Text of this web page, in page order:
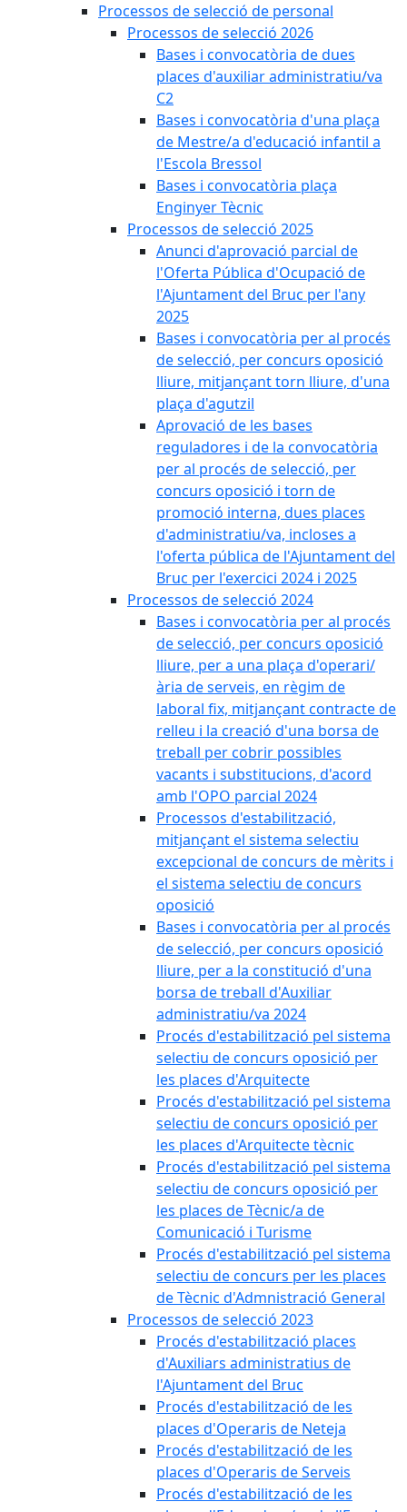
Processos de selecció de personal
Processos de selecció 2026
Bases i convocatòria de dues
places d'auxiliar administratiu/va
C2
Bases i convocatòria d'una plaça
de Mestre/a d'educació infantil a
l'Escola Bressol
Bases i convocatòria plaça
Enginyer Tècnic
Processos de selecció 2025
Anunci d'aprovació parcial de
l'Oferta Pública d'Ocupació de
l'Ajuntament del Bruc per l'any
2025
Bases i convocatòria per al procés
de selecció, per concurs oposició
lliure, mitjançant torn lliure, d'una
plaça d'agutzil
Aprovació de les bases
reguladores i de la convocatòria
per al procés de selecció, per
concurs oposició i torn de
promoció interna, dues places
d'administratiu/va, incloses a
l'oferta pública de l'Ajuntament del
Bruc per l'exercici 2024 i 2025
Processos de selecció 2024
Bases i convocatòria per al procés
de selecció, per concurs oposició
lliure, per a una plaça d'operari/
ària de serveis, en règim de
laboral fix, mitjançant contracte de
relleu i la creació d'una borsa de
treball per cobrir possibles
vacants i substitucions, d'acord
amb l'OPO parcial 2024
Processos d'estabilització,
mitjançant el sistema selectiu
excepcional de concurs de mèrits i
el sistema selectiu de concurs
oposició
Bases i convocatòria per al procés
de selecció, per concurs oposició
lliure, per a la constitució d'una
borsa de treball d'Auxiliar
administratiu/va 2024
Procés d'estabilització pel sistema
selectiu de concurs oposició per
les places d'Arquitecte
Procés d'estabilització pel sistema
selectiu de concurs oposició per
les places d'Arquitecte tècnic
Procés d'estabilització pel sistema
selectiu de concurs oposició per
les places de Tècnic/a de
Comunicació i Turisme
Procés d'estabilització pel sistema
selectiu de concurs per les places
de Tècnic d'Admnistració General
Processos de selecció 2023
Procés d'estabilització places
d'Auxiliars administratius de
l'Ajuntament del Bruc
Procés d'estabilització de les
places d'Operaris de Neteja
Procés d'estabilització de les
places d'Operaris de Serveis
Procés d'estabilització de les